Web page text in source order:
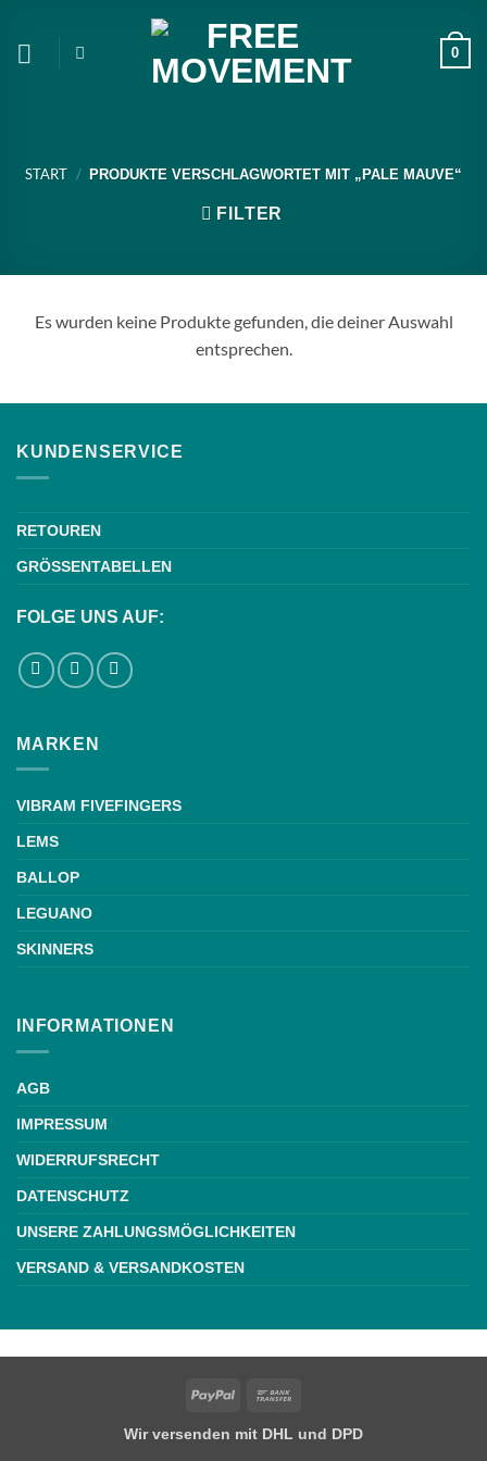
Inhalt
springen
0
START / PRODUKTE VERSCHLAGWORTET MIT „PALE MAUVE“
FILTER
Es wurden keine Produkte gefunden, die deiner Auswahl
entsprechen.
KUNDENSERVICE
RETOUREN
GRÖSSENTABELLEN
FOLGE UNS AUF:
MARKEN
VIBRAM FIVEFINGERS
LEMS
BALLOP
LEGUANO
SKINNERS
INFORMATIONEN
AGB
IMPRESSUM
WIDERRUFSRECHT
DATENSCHUTZ
UNSERE ZAHLUNGSMÖGLICHKEITEN
VERSAND & VERSANDKOSTEN
PayPal
Wir versenden mit DHL und DPD